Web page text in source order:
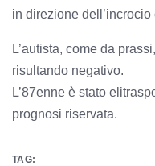
in direzione
L’autista, come da
risultando negativo.
L’87enne è stato
prognosi riservata.
TAG: